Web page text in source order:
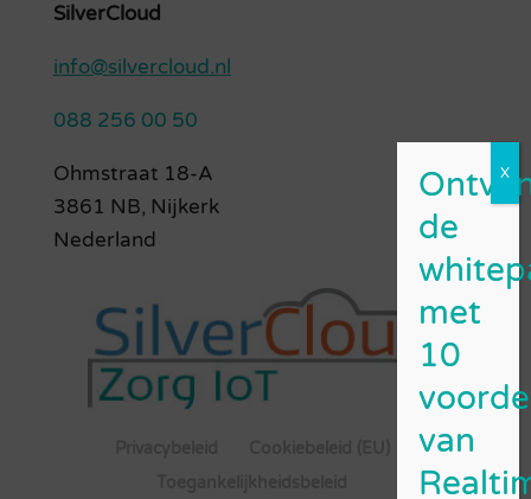
SilverCloud
info@silvercloud.nl
088 256 00 50
Ohmstraat 18-A
3861 NB, Nijkerk
Nederland